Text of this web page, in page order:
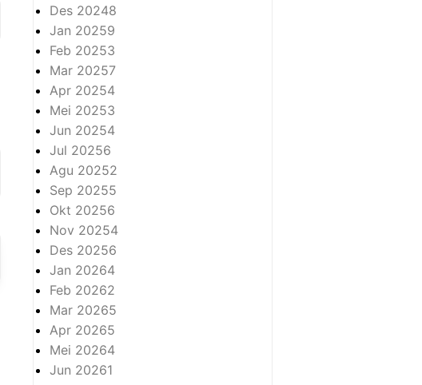
Des 20248
Jan 20259
Feb 20253
Mar 20257
Apr 20254
Mei 20253
Jun 20254
Jul 20256
Agu 20252
Sep 20255
Okt 20256
Nov 20254
Des 20256
Jan 20264
Feb 20262
Mar 20265
Apr 20265
Mei 20264
Jun 20261